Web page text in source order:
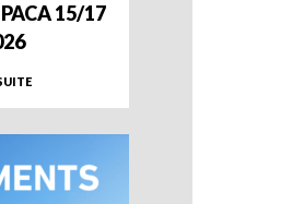
15/17